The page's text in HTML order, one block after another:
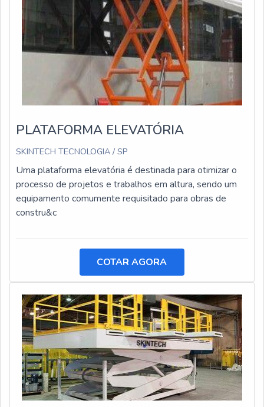
PLATAFORMA ELEVATÓRIA
SKINTECH TECNOLOGIA / SP
Uma plataforma elevatória é destinada para otimizar o
processo de projetos e trabalhos em altura, sendo um
equipamento comumente requisitado para obras de
constru&c
COTAR AGORA